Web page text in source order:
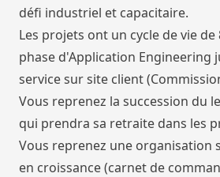
défi industriel et capacitaire.
Les projets ont un cycle de vie de
phase d'Application Engineering
service sur site client
Vous reprenez la succession du
qui prendra sa retraite dans les
Vous reprenez une organisation
en croissance (carnet de